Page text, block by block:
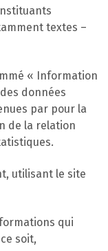
textes –
« Information
données
par pour la
de la relation
utilisant le site
qui
soit,